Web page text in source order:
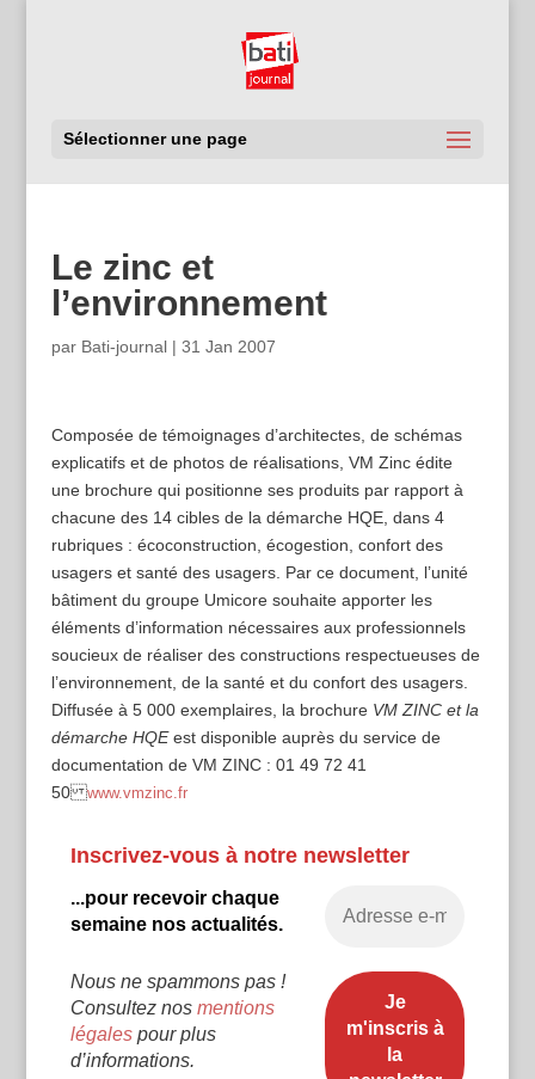
Sélectionner une page
Le zinc et
l’environnement
par Bati-journal| 31 Jan 2007
Composée de témoignages d’architectes, de schémas
explicatifs et de photos de réalisations, VM Zinc édite
une brochure qui positionne ses produits par rapport à
chacune des 14 cibles de la démarche HQE, dans 4
rubriques : écoconstruction, écogestion, confort des
usagers et santé des usagers. Par ce document, l’unité
bâtiment du groupe Umicore souhaite apporter les
éléments d’information nécessaires aux professionnels
soucieux de réaliser des constructions respectueuses de
l’environnement, de la santé et du confort des usagers.
Diffusée à 5 000 exemplaires, la brochure VM ZINC et la
démarche HQEest disponible auprès du service de
documentation de VM ZINC : 01 49 72 41
50www.vmzinc.fr
Inscrivez-vous à notre newsletter
...pour recevoir chaque
semaine nos actualités.
Nous ne spammons pas !
Consultez nos mentions
légalespour plus
d’informations.